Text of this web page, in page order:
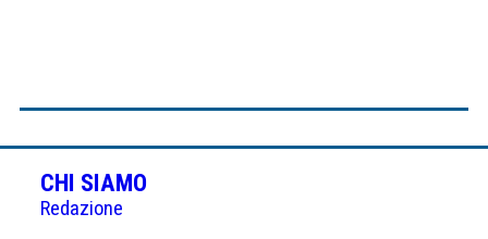
CHI SIAMO
Redazione